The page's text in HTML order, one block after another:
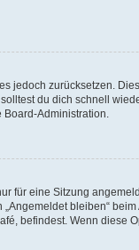
jedoch zurücksetzen.
du dich schnell
Administration.
für eine Sitzung
bleiben“
befindest. Wenn diese